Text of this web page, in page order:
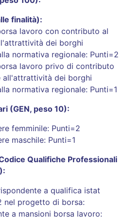
finalità):
lavoro con contributo al
dei borghi
normativa regionale: Punti=2
lavoro privo di contributo
all'attrattività dei borghi
normativa regionale: Punti=1
(GEN, peso 10):
femminile: Punti=2
maschile: Punti=1
Qualifiche Professionali
a qualifica istat
nel progetto di borsa:
a mansioni borsa lavoro: